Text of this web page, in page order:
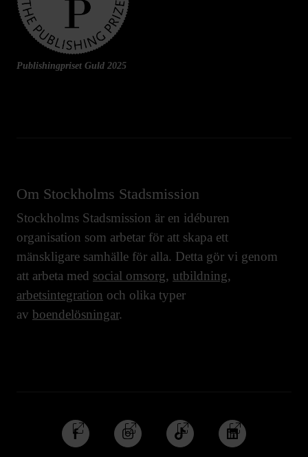
Publishingpriset Guld 2025
Om Stockholms Stadsmission
Stockholms Stadsmission är en idéburen
organisation som arbetar för att skapa ett
mänskligare samhälle för alla. Detta gör vi genom
att arbeta med social omsorg, utbildning,
arbetsintegration och olika typer
av boendelösningar.
Följ
oss
Följ
oss
Följ
oss
Följ
oss